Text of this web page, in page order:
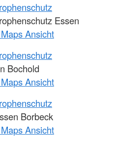
Essen
Ansicht
Bochold
Ansicht
Borbeck
Ansicht